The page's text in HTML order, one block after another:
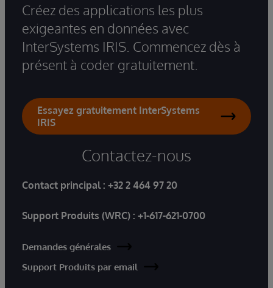
Créez des applications les plus
exigeantes en données avec
InterSystems IRIS. Commencez dès à
présent à coder gratuitement.
Essayez gratuitement InterSystems
IRIS
Contactez-nous
Contact principal : +32 2 464 97 20
Support Produits (WRC) : +1-617-621-0700
Demandes générales
Support Produits par email